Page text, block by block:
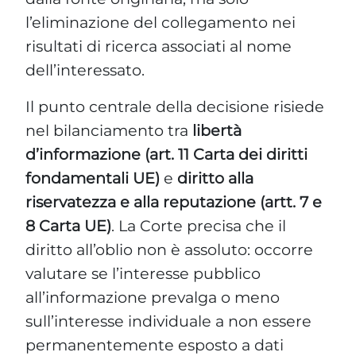
l’eliminazione del collegamento nei
risultati di ricerca associati al nome
dell’interessato.
Il punto centrale della decisione risiede
nel bilanciamento tra libertà
d’informazione (art. 11 Carta dei diritti
fondamentali UE) e diritto alla
riservatezza e alla reputazione (artt. 7 e
8 Carta UE). La Corte precisa che il
diritto all’oblio non è assoluto: occorre
valutare se l’interesse pubblico
all’informazione prevalga o meno
sull’interesse individuale a non essere
permanentemente esposto a dati